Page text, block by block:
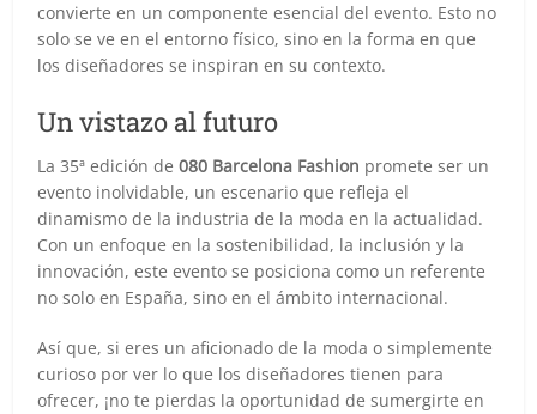
convierte en un componente esencial del evento. Esto no
solo se ve en el entorno físico, sino en la forma en que
los diseñadores se inspiran en su contexto.
Un vistazo al futuro
La 35ª edición de080 Barcelona Fashion promete ser un
evento inolvidable, un escenario que refleja el
dinamismo de la industria de la moda en la actualidad.
Con un enfoque en la sostenibilidad, la inclusión y la
innovación, este evento se posiciona como un referente
no solo en España, sino en el ámbito internacional.
Así que, si eres un aficionado de la moda o simplemente
curioso por ver lo que los diseñadores tienen para
ofrecer, ¡no te pierdas la oportunidad de sumergirte en